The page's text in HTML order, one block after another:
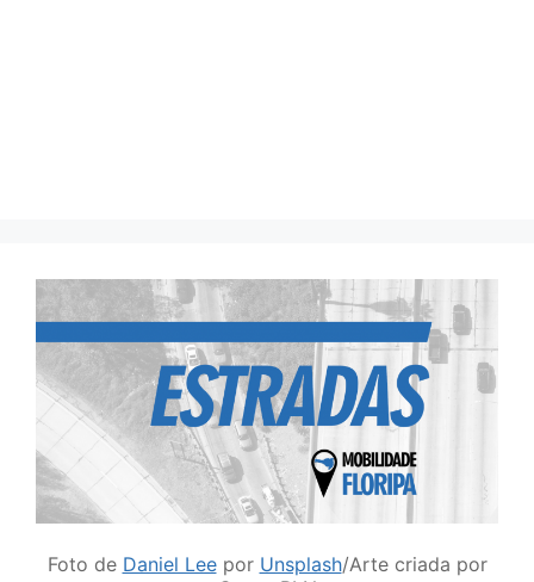
Foto de Daniel Leepor Unsplash/Arte criada por